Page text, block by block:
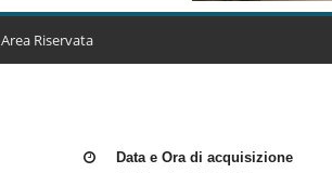
Area Riservata
Data e Ora di acquisizione